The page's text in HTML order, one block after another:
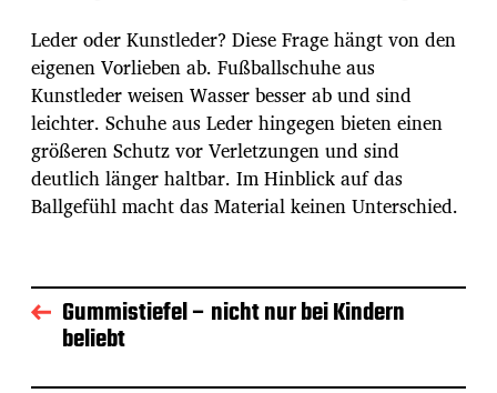
Leder oder Kunstleder? Diese Frage hängt von den
eigenen Vorlieben ab. Fußballschuhe aus
Kunstleder weisen Wasser besser ab und sind
leichter. Schuhe aus Leder hingegen bieten einen
größeren Schutz vor Verletzungen und sind
deutlich länger haltbar. Im Hinblick auf das
Ballgefühl macht das Material keinen Unterschied.
Gummistiefel – nicht nur bei Kindern
beliebt